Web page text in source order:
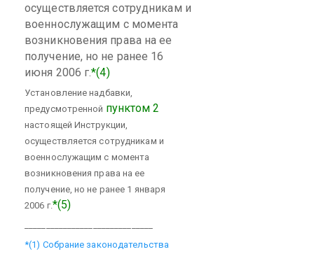
осуществляется сотрудникам и
военнослужащим с момента
возникновения права на ее
получение, но не ранее 16
июня 2006 г.*(4)
Установление надбавки,
предусмотренной пунктом 2
настоящей Инструкции,
осуществляется сотрудникам и
военнослужащим с момента
возникновения права на ее
получение, но не ранее 1 января
2006 г.*(5)
*(1) Собрание законодательства